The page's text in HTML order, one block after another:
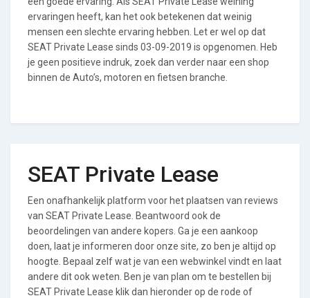
ervaringen heeft, kan het ook betekenen dat weinig
mensen een slechte ervaring hebben. Let er wel op dat
SEAT Private Lease sinds 03-09-2019 is opgenomen. Heb
je geen positieve indruk, zoek dan verder naar een shop
binnen de Auto’s, motoren en fietsen branche.
SEAT Private Lease
Een onafhankelijk platform voor het plaatsen van reviews
van SEAT Private Lease. Beantwoord ook de
beoordelingen van andere kopers. Ga je een aankoop
doen, laat je informeren door onze site, zo ben je altijd op
hoogte. Bepaal zelf wat je van een webwinkel vindt en laat
andere dit ook weten. Ben je van plan om te bestellen bij
SEAT Private Lease klik dan hieronder op de rode of